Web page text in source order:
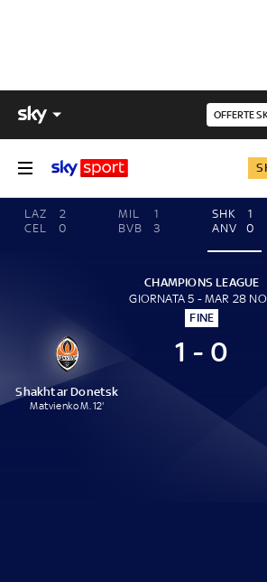
OFFERTE
LAZ
2
CEL
0
MIL
1
BVB
3
SHK
1
ANV
0
CHAMPIONS LEAGUE
GIORNATA 5 - MAR 28
FINE
Shakhtar Donetsk
Matvienko M. 12'
1 - 0